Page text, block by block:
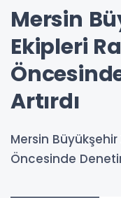
Mersin
Ekipleri
Artırdı
Mersin
Öncesinde